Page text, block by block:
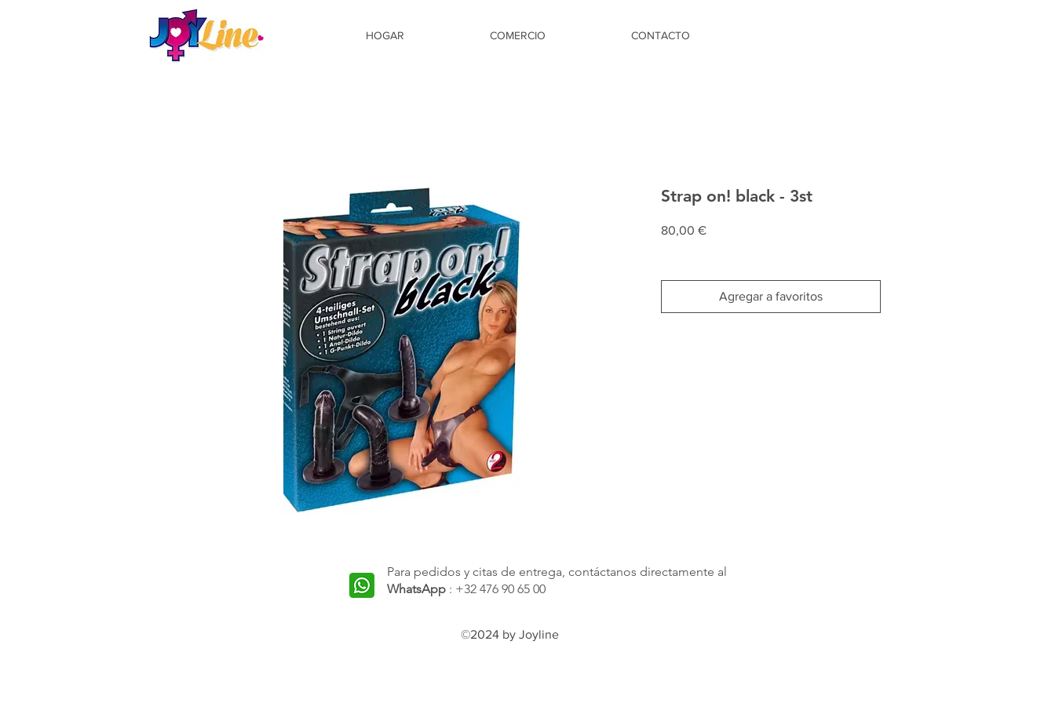
HOGAR COMERCIO CONTACTO
Strap on! black - 3st
80,00 €Precio
Agregar a favoritos
Para pedidos y citas de entrega, contáctanos directamente al
WhatsApp : +32 476 90 65 00
©2024 by Joyline